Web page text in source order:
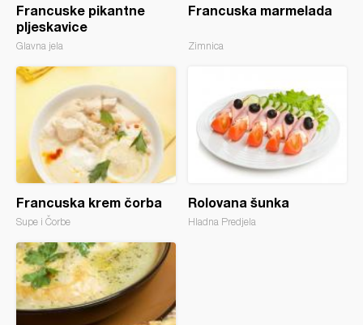
Francuske pikantne
pljeskavice
Glavna jela
Francuska marmelada
Zimnica
Francuska krem čorba
Supe i Čorbe
Rolovana šunka
Hladna Predjela